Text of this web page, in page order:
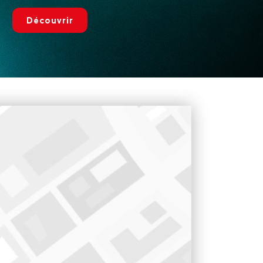
Découvrir
à 19h jusqu'au samedi 1 mai 2027 inclus. Et
les jours de 8h30h à 18h30 jusqu'au